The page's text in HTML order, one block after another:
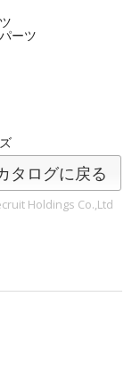
ーツ
タログに戻る
Holdings Co.,Ltd